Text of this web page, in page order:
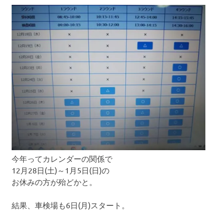
今年ってカレンダーの関係で
12月28日(土)～1月5日(日)の
お休みの方が殆どかと。
結果、車検場も6日(月)スタート。